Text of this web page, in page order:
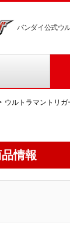
バンダイ公式ウ
ウルトラマントリガ
情報